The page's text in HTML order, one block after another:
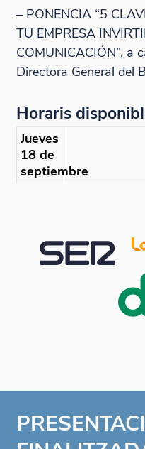
– PONENCIA “5
TU EMPRESA
COMUNICACIÓN”, a
Directora General del
Horaris
Jueves
18 de
septiembre